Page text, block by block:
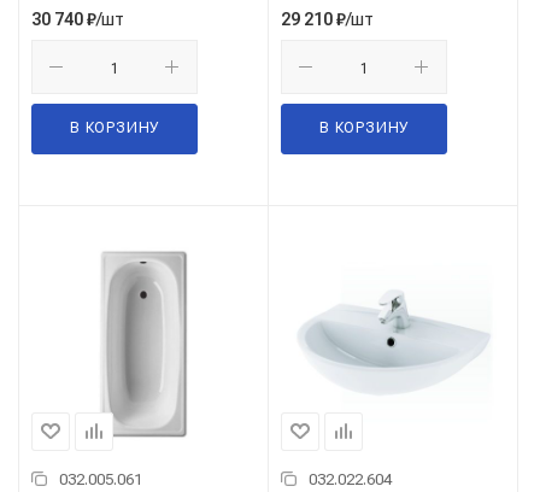
30 740₽/шт
В КОРЗИНУ
29 210₽/шт
В КОРЗИНУ
032.005.061 032.022.604